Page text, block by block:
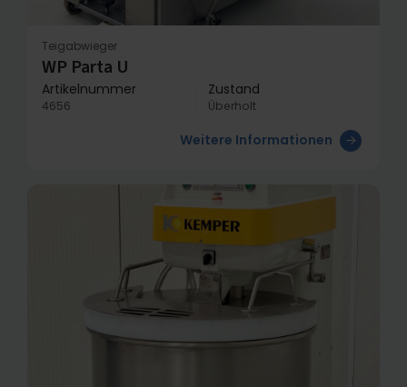
Teigabwieger
WP Parta U
Artikelnummer
4656
Zustand
Überholt
Weitere Informationen